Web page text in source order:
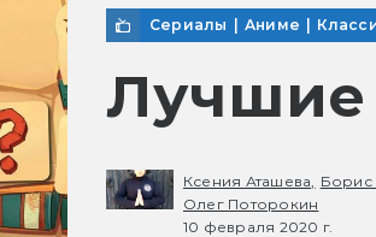
Сериалы Аниме
Лучшие
Ксения Аташева, Борис
Олег Поторокин
10 февраля 2020 г.